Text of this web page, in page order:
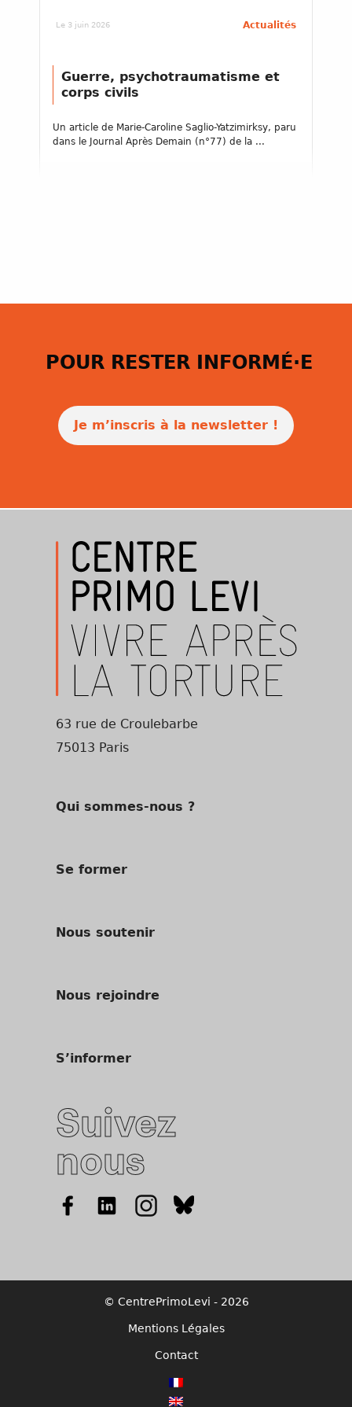
Le 3 juin 2026 Actualités
Guerre, psychotraumatisme et
corps civils
Un article de Marie-Caroline Saglio-Yatzimirksy, paru
dans le Journal Après Demain (n°77) de la ...
POUR RESTER INFORMÉ·E
Je m’inscris à la newsletter !
63 rue de Croulebarbe
75013 Paris
Qui sommes-nous ?
Se former
Nous soutenir
Nous rejoindre
S’informer
Suivez
nous
© CentrePrimoLevi - 2026
Mentions Légales
Contact